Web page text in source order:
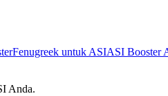
Fenugreek untuk ASIASI Booster
Anda.